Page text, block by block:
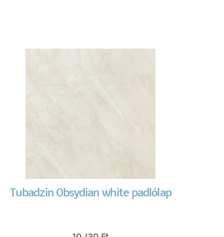
Tubadzin Obsydian white padlólap